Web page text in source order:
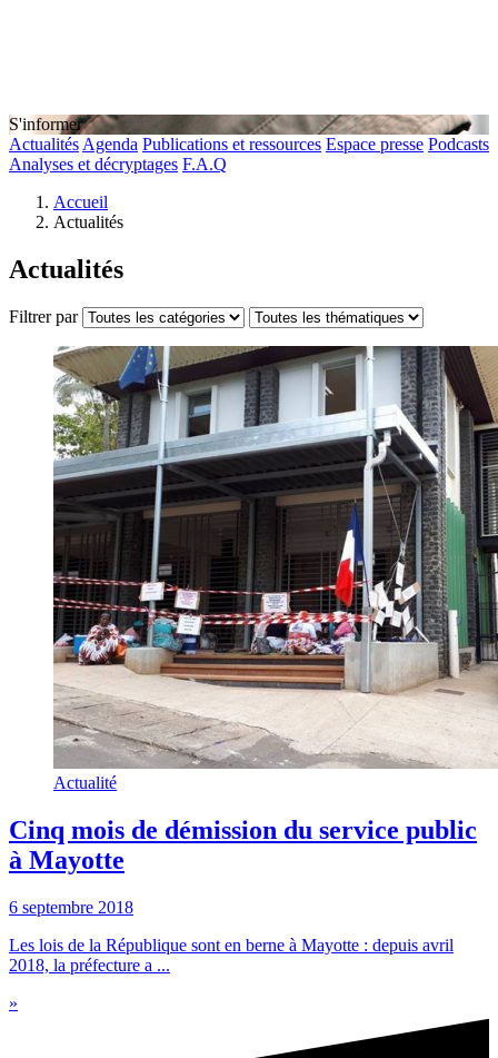
S'informer
Actualités Agenda Publications et ressources Espace presse Podcasts
Analyses et décryptages F.A.Q
Accueil
Actualités
Actualités
Filtrer par
Actualité
Cinq mois de démission du service public
à Mayotte
6 septembre 2018
Les lois de la République sont en berne à Mayotte : depuis avril
2018, la préfecture a ...
»